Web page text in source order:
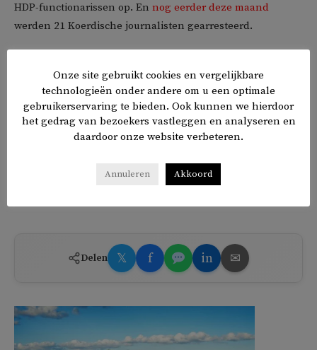
HDP-functionarissen op. En nog eerder deze maand
werden 21 Koerdische journalisten gearresteerd.
op beschuldiging van het steunen van het Koerdische
separatisme van de PKK. Honderden HDP-politici,
waaronder oud-leider Selahattin Demirtas, zitten in de
gevangenis op beschuldiging van het steunen van
werden gekozen zijn ontslagen en vervangen door
Delen 𝕏 f in ✉
Onze site gebruikt cookies en vergelijkbare
technologieën onder andere om u een optimale
gebruikerservaring te bieden. Ook kunnen we hierdoor
het gedrag van bezoekers vastleggen en analyseren en
daardoor onze website verbeteren.
Annuleren Akkoord